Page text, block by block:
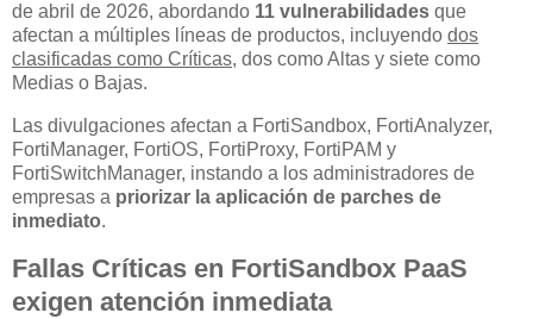
de abril de 2026, abordando 11 vulnerabilidades que
afectan a múltiples líneas de productos, incluyendo dos
clasificadas como Críticas, dos como Altas y siete como
Medias o Bajas.
Las divulgaciones afectan a FortiSandbox, FortiAnalyzer,
FortiManager, FortiOS, FortiProxy, FortiPAM y
FortiSwitchManager, instando a los administradores de
empresas a priorizar la aplicación de parches de
inmediato.
Fallas Críticas en FortiSandbox PaaS
exigen atención inmediata